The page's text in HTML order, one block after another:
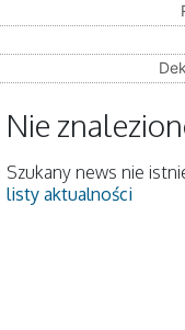
Nie
Szukany news nie
listy aktualności